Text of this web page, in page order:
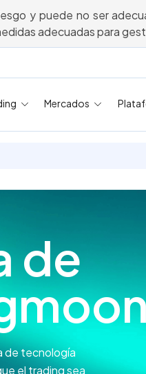
y puede no ser
adecuadas para
Mercados
de
de tecnología
el trading sea